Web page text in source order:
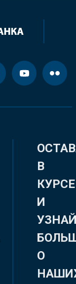
В
КУРСЕ
И
О